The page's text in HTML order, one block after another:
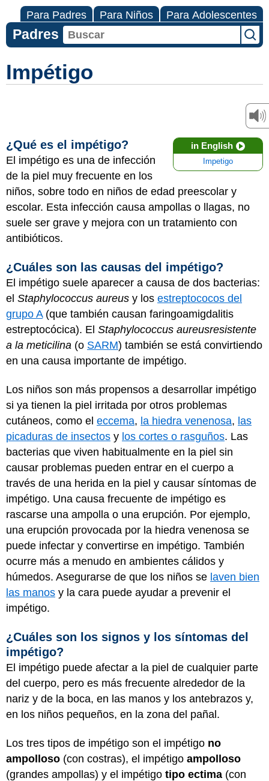
Para Padres Para Niños Para Adolescentes
Padres
Impétigo
in English
Impetigo
¿Qué es el impétigo?
El impétigo es una de infección
de la piel muy frecuente en los
niños, sobre todo en niños de edad preescolar y
escolar. Esta infección causa ampollas o llagas, no
suele ser grave y mejora con un tratamiento con
antibióticos.
¿Cuáles son las causas del impétigo?
El impétigo suele aparecer a causa de dos bacterias:
el Staphylococcus aureus y los estreptococos del
grupo A(que también causan faringoamigdalitis
estreptocócica). El Staphylococcus aureusresistente
a la meticilina (o SARM) también se está convirtiendo
en una causa importante de impétigo.
Los niños son más propensos a desarrollar impétigo
si ya tienen la piel irritada por otros problemas
cutáneos, como el eccema, la hiedra venenosa, las
picaduras de insectos y los cortes o rasguños. Las
bacterias que viven habitualmente en la piel sin
causar problemas pueden entrar en el cuerpo a
través de una herida en la piel y causar síntomas de
impétigo. Una causa frecuente de impétigo es
rascarse una ampolla o una erupción. Por ejemplo,
una erupción provocada por la hiedra venenosa se
puede infectar y convertirse en impétigo. También
ocurre más a menudo en ambientes cálidos y
húmedos. Asegurarse de que los niños se laven bien
las manos y la cara puede ayudar a prevenir el
impétigo.
¿Cuáles son los signos y los síntomas del
impétigo?
El impétigo puede afectar a la piel de cualquier parte
del cuerpo, pero es más frecuente alrededor de la
nariz y de la boca, en las manos y los antebrazos y,
en los niños pequeños, en la zona del pañal.
Los tres tipos de impétigo son el impétigo no
ampolloso (con costras), el impétigo ampolloso
(grandes ampollas) y el impétigo tipo ectima (con